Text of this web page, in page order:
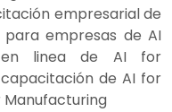
empresarial de
empresas de AI
en linea de AI for
de AI for
Manufacturing